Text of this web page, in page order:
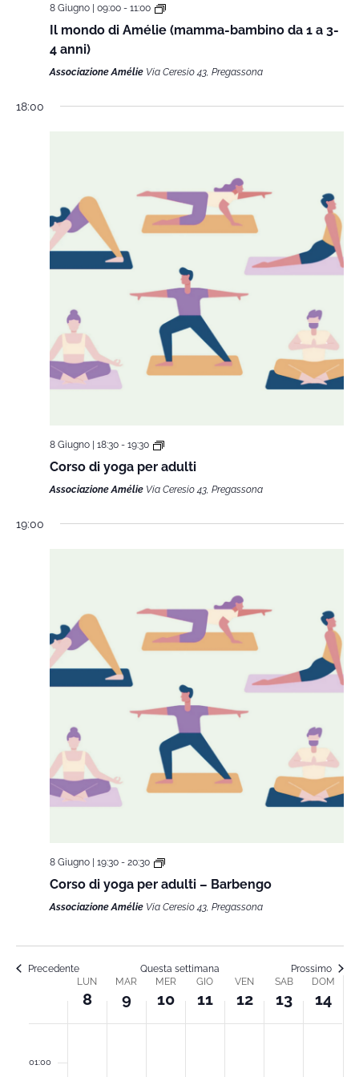
8 Giugno | 09:00- 11:00
Il mondo di Amélie (mamma-bambino da 1 a 3-
4 anni)
Associazione Amélie Via Ceresio 43, Pregassona
18:00
8 Giugno | 18:30- 19:30
Corso di yoga per adulti
Associazione Amélie Via Ceresio 43, Pregassona
19:00
8 Giugno | 19:30- 20:30
Corso di yoga per adulti – Barbengo
Associazione Amélie Via Ceresio 43, Pregassona
Precedente Questa settimana Prossimo
Week
LUN
8
MAR
9
MER
10
GIO
11
VEN
12
SAB
13
DOM
14
01:00